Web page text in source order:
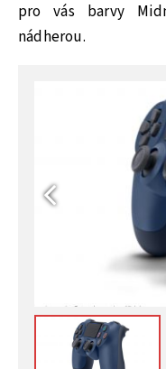
pro vás barvy
nádherou.